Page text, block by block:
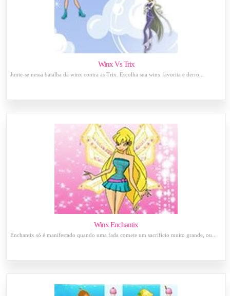
Winx Vs Trix
Junte-se nessa batalha da winx contra as Trix. Escolha sua winx favorita e derro...
Winx Enchantix
Enchantix só é manifestado quando uma fada comete um sacrifício muito grande, ou...